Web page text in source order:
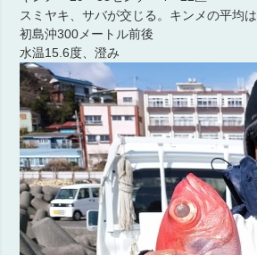
スミヤキ、サバが交じる。キンメの平均
初島沖300メートル前後
水温15.6度、澄み